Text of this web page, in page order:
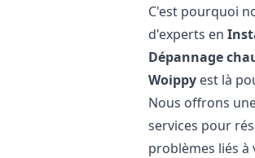
C'est pourquoi
d'experts en
Dépannage
Woippy est là
Nous offrons
services pour
problèmes liés à